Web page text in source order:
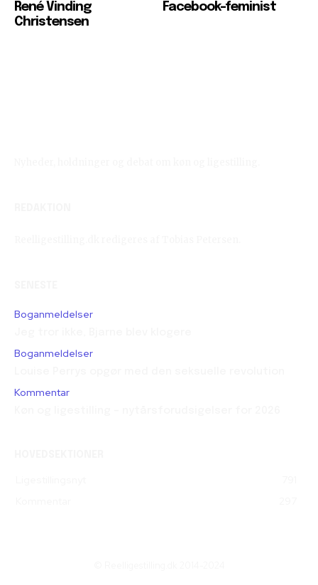
René Vinding
Christensen
Facebook-feminist
Boganmeldelser
Boganmeldelser
Kommentar